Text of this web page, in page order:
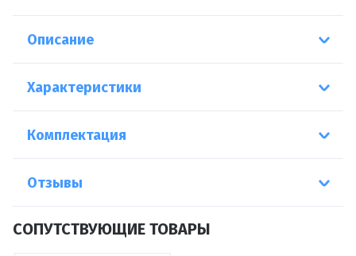
Описание
Характеристики
Комплектация
Отзывы
СОПУТСТВУЮЩИЕ ТОВАРЫ